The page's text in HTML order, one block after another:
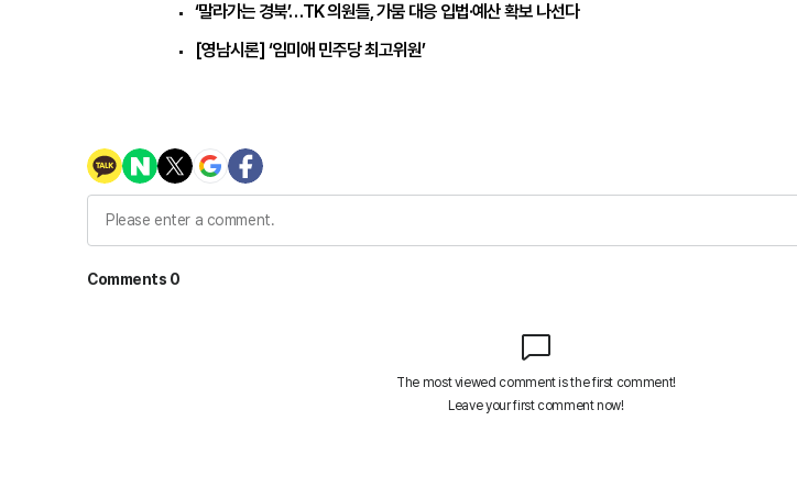
‘말라가는 경북’…TK 의원들, 가뭄 대응 입법·예산 확보 나선다
[영남시론] ‘임미애 민주당 최고위원’